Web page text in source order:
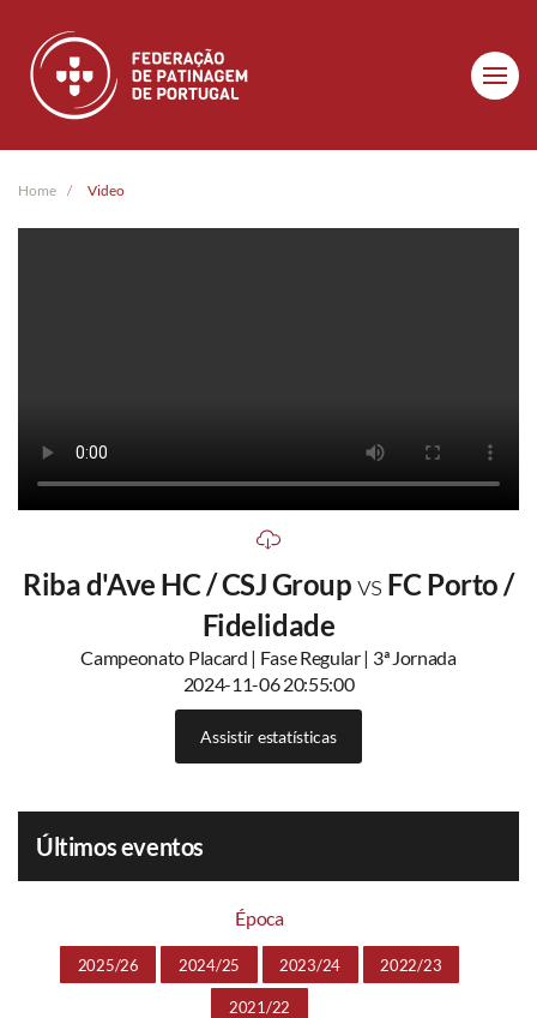
Skip to main content
Home Video
Riba d'Ave HC / CSJ Groupvs FC Porto /
Fidelidade
Campeonato Placard | Fase Regular | 3ª Jornada
2024-11-06 20:55:00
Assistir estatísticas
Últimos eventos
Época
2025/26 2024/25 2023/24 2022/23
2021/22